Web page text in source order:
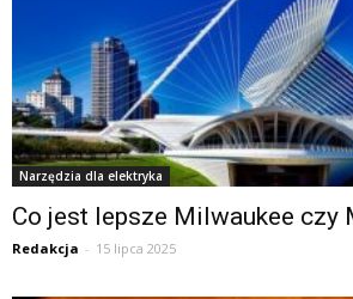
Narzędzia dla elektryka
Co jest lepsze Milwaukee czy
Redakcja - 15 lipca 2025